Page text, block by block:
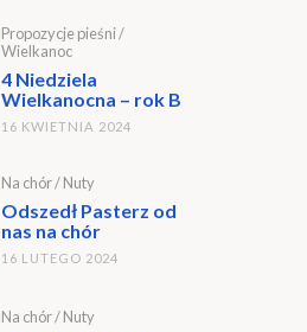
Propozycje pieśni/
Wielkanoc
4 Niedziela
Wielkanocna – rok B
16 KWIETNIA 2024
Na chór/Nuty
Odszedł Pasterz od
nas na chór
16 LUTEGO 2024
Na chór/Nuty